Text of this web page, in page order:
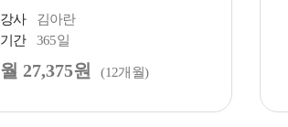
강사
김아란
기간
365일
월 27,375원 (12개월)